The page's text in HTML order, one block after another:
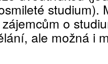
studium).
o
ale možná i